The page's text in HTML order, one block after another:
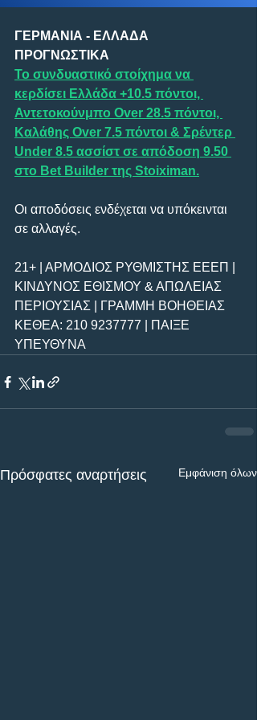
ΓΕΡΜΑΝΙΑ - ΕΛΛΑΔΑ
ΠΡΟΓΝΩΣΤΙΚΑ
Το συνδυαστικό στοίχημα να
κερδίσει Ελλάδα +10.5 πόντοι,
Αντετοκούνμπο Over 28.5 πόντοι,
Καλάθης Over 7.5 πόντοι & Σρέντερ
Under 8.5 ασσίστ σε απόδοση 9.50
στο Bet Builder της Stoiximan.
Οι αποδόσεις ενδέχεται να υπόκεινται
σε αλλαγές.
21+ | ΑΡΜΟΔΙΟΣ ΡΥΘΜΙΣΤΗΣ ΕΕΕΠ |
ΚΙΝΔΥΝΟΣ ΕΘΙΣΜΟΥ & ΑΠΩΛΕΙΑΣ
ΠΕΡΙΟΥΣΙΑΣ | ΓΡΑΜΜΗ ΒΟΗΘΕΙΑΣ
ΚΕΘΕΑ: 210 9237777 | ΠΑΙΞΕ
ΥΠΕΥΘΥΝΑ
Πρόσφατες αναρτήσεις Εμφάνιση όλων